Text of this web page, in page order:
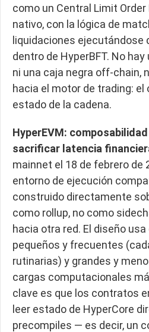
como un Central Limit
nativo, con la lógica de
liquidaciones
dentro de HyperBFT. No
ni una caja negra off-chain,
hacia el motor de trading: el
estado de la cadena.
HyperEVM:
sacrificar latencia
mainnet el 18 de febrero de
entorno de ejecución
construido directamente
como rollup, no como
hacia otra red. El diseño
pequeños y frecuentes
rutinarias) y grandes y
cargas computacionales
clave es que los contratos
leer estado de HyperCore
precompiles — es decir, un